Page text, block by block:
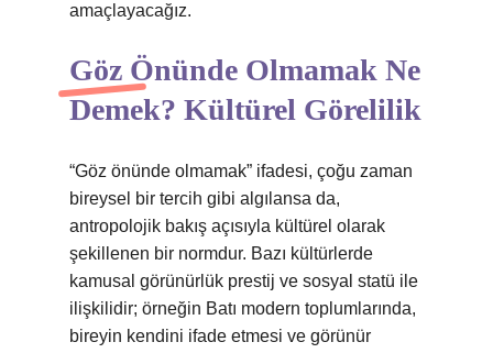
amaçlayacağız.
Göz Önünde Olmamak Ne
Demek? Kültürel Görelilik
“Göz önünde olmamak” ifadesi, çoğu zaman
bireysel bir tercih gibi algılansa da,
antropolojik bakış açısıyla kültürel olarak
şekillenen bir normdur. Bazı kültürlerde
kamusal görünürlük prestij ve sosyal statü ile
ilişkilidir; örneğin Batı modern toplumlarında,
bireyin kendini ifade etmesi ve görünür